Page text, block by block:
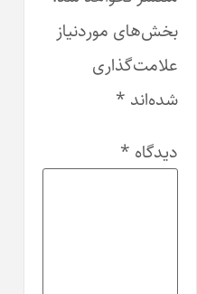
بخش‌های موردنیاز
علامت‌گذاری
شده‌اند *
دیدگاه *